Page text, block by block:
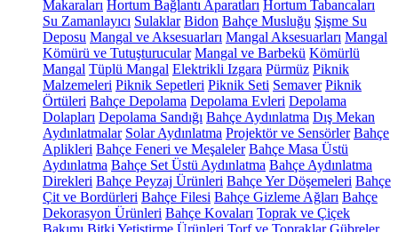
Makaraları Hortum Bağlantı Aparatları Hortum Tabancaları
Su Zamanlayıcı Sulaklar Bidon Bahçe Musluğu Şişme Su
Deposu Mangal ve Aksesuarları Mangal Aksesuarları Mangal
Kömürü ve Tutuşturucular Mangal ve Barbekü Kömürlü
Mangal Tüplü Mangal Elektrikli Izgara Pürmüz Piknik
Malzemeleri Piknik Sepetleri Piknik Seti Semaver Piknik
Örtüleri Bahçe Depolama Depolama Evleri Depolama
Dolapları Depolama Sandığı Bahçe Aydınlatma Dış Mekan
Aydınlatmalar Solar Aydınlatma Projektör ve Sensörler Bahçe
Aplikleri Bahçe Feneri ve Meşaleler Bahçe Masa Üstü
Aydınlatma Bahçe Set Üstü Aydınlatma Bahçe Aydınlatma
Direkleri Bahçe Peyzaj Ürünleri Bahçe Yer Döşemeleri Bahçe
Çit ve Bordürleri Bahçe Filesi Bahçe Gizleme Ağları Bahçe
Dekorasyon Ürünleri Bahçe Kovaları Toprak ve Çiçek
Bakımı Bitki Yetiştirme Ürünleri Torf ve Topraklar Gübreler